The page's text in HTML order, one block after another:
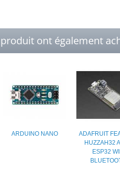
ont également
ARDUINO NANO
ADAFRUIT
HUZZAH32
ESP32